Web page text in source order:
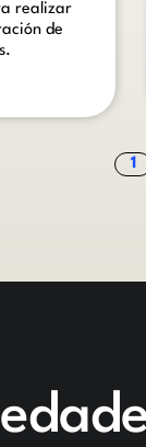
realizar
de
1